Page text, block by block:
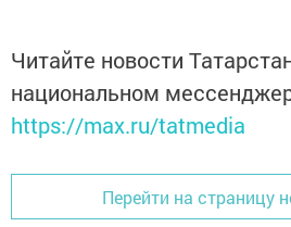
Читайте новости
национальном
https://max.ru/tatmedia
Перейти на страницу